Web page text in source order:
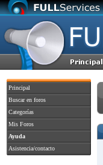
Principal
Buscar en foros
Categorías
Mis Foros
Ayuda
Asistencia/contacto